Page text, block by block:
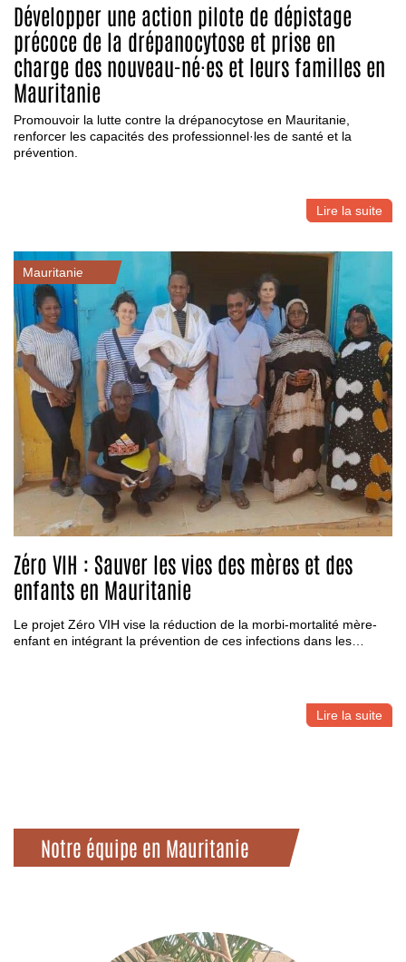
Développer une action pilote de dépistage
précoce de la drépanocytose et prise en
charge des nouveau-né·es et leurs familles en
Mauritanie
Promouvoir la lutte contre la drépanocytose en Mauritanie,
renforcer les capacités des professionnel·les de santé et la
prévention.
Lire la suite
Mauritanie
Zéro VIH : Sauver les vies des mères et des
enfants en Mauritanie
Le projet Zéro VIH vise la réduction de la morbi-mortalité mère-
enfant en intégrant la prévention de ces infections dans les…
Lire la suite
Notre équipe en Mauritanie